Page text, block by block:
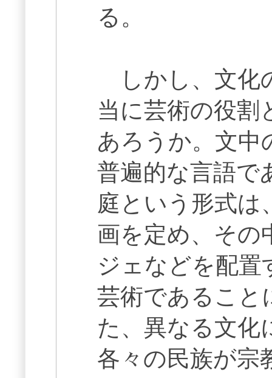
る。
しかし、文化
当に芸術の役割
あろうか。文中
普遍的な言語で
庭という形式は
画を定め、その
ジェなどを配置
芸術であること
た、異なる文化
各々の民族が宗